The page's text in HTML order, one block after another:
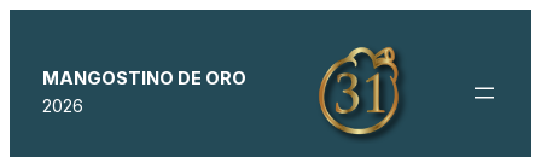
MANGOSTINO DE ORO
2026